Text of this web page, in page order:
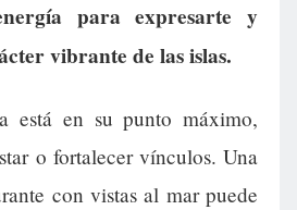
para expresarte y
vibrante de las islas.
está en su punto máximo,
o fortalecer vínculos. Una
con vistas al mar puede